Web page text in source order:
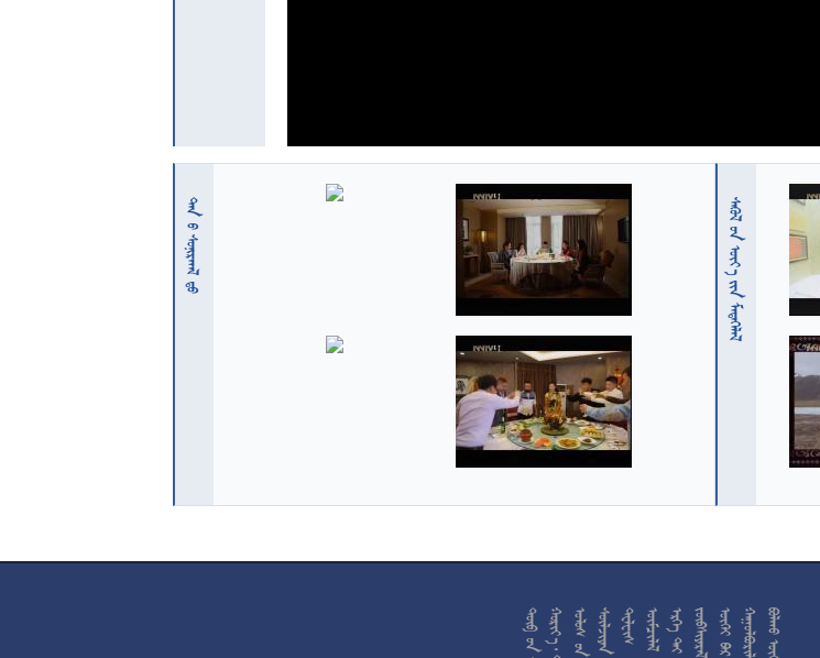
    
